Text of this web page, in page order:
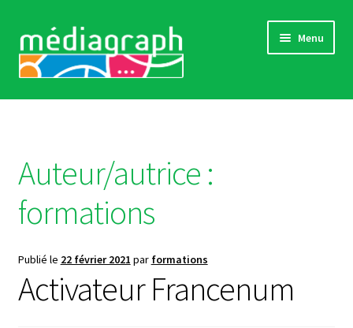
à
la
au
contenu
Menu
Catalogue complet
Actualités
« Références »
Sensibilisations
Auteur/autrice :
formations
Publié le 22 février 2021 par formations
Activateur Francenum